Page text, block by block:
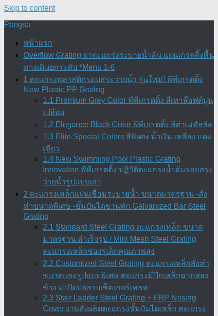
Skip to content
Pongsa
หน้าแรก
Overflow Grating ฝาตะแกรงระบายน้ำล้น แผ่นเกรตติ้งพื้น
ทางเดินยกระดับ *Menu 1-6
1 ตะแกรงพลาสติกรอบสระว่ายน้ำ รุ่นใหม่! พีพีเกรตติ้ง
New Plastic PP Grating
1.1 Premium Grey Color พีพีเกรตติ้ง สีเทาล๊อฟต์ปูน
เปลือย
1.2 Elegance Black Color พีพีเกรตติ้ง สีดำเมทัลลิค
1.3 Elite Special Colors สีพิเศษ น้ำเงิน เหลือง แดง
เขียว
1.4 New Swimming Pool Plastic Grating
Innovation พีพีเกรตติ้ง ปฏิวัติตะแกรงน้ำล้นรอบสระ
ว่ายน้ำรูปแบบเก่า
2 ตะแกรงเหล็กแผ่นเชื่อมระบายน้ำ ขนาดมาตรฐาน -สั่ง
ทำขนาดพิเศษ -ขั้นบันไดชานพัก Galvanized Bar Steel
Grating
2.1 Standard Steel Grating ตะแกรงเหล็ก ขนาด
มาตรฐาน สำเร็จรูป / Mini Mesh Steel Grating
ตะแกรงเหล็กช่องรูเล็กคุณภาพสูง
2.2 Customized Steel Grating ตะแกรงเหล็กสั่งทำ
ขนาดและรูปแบบพิเศษ ตะแกรงมีปีกเหล็กฉากสอง
ข้าง ฝาปิดบ่อลายเช็คเกอร์เพลท
2.3 Stair Ladder Steel Grating + FRP Nosing
Cover งานสั่งผลิตตะแกรงขั้นบันไดเหล็ก ตะแกรง